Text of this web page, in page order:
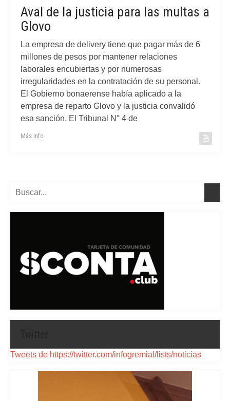
Aval de la justicia para las multas a
Glovo
La empresa de delivery tiene que pagar más de 6
millones de pesos por mantener relaciones
laborales encubiertas y por numerosas
irregularidades en la contratación de su personal.
El Gobierno bonaerense había aplicado a la
empresa de reparto Glovo y la justicia convalidó
esa sanción. El Tribunal N° 4 de
Más info
Tweets de https://twitter.com/infogremial/lists/noticias